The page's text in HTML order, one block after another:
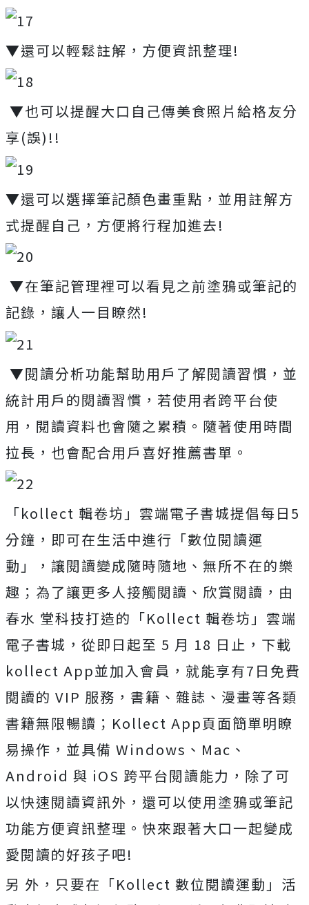
▼還可以輕鬆註解，方便資訊整理!
▼也可以提醒大口自己傳美食照片給格友分
享(誤)!!
▼還可以選擇筆記顏色畫重點，並用註解方
式提醒自己，方便將行程加進去!
▼在筆記管理裡可以看見之前塗鴉或筆記的
記錄，讓人一目瞭然!
▼閱讀分析功能幫助用戶了解閱讀習慣，並
統計用戶的閱讀習慣，若使用者跨平台使
用，閱讀資料也會隨之累積。隨著使用時間
拉長，也會配合用戶喜好推薦書單。
「kollect 輯卷坊」雲端電子書城提倡每日5
分鐘，即可在生活中進行「數位閱讀運
動」，讓閱讀變成隨時隨地、無所不在的樂
趣；為了讓更多人接觸閱讀、欣賞閱讀，由
春水 堂科技打造的「Kollect 輯卷坊」雲端
電子書城，從即日起至 5 月 18 日止，下載
kollect App並加入會員，就能享有7日免費
閱讀的 VIP 服務，書籍、雜誌、漫畫等各類
書籍無限暢讀；Kollect App頁面簡單明瞭
易操作，並具備 Windows、Mac、
Android 與 iOS 跨平台閱讀能力，除了可
以快速閱讀資訊外，還可以使用塗鴉或筆記
功能方便資訊整理。快來跟著大口一起變成
愛閱讀的好孩子吧!
另 外，只要在「Kollect 數位閱讀運動」活